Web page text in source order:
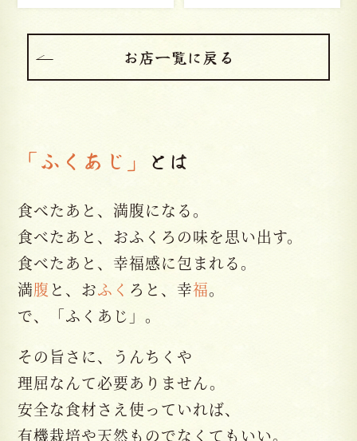
お店一覧に戻る
「ふくあじ」 とは
食べたあと、満腹になる。
食べたあと、おふくろの味を思い出す。
食べたあと、幸福感に包まれる。
満腹 と、おふく ろと、幸福。
で、「ふくあじ」。
その旨さに、うんちくや
理屈なんて必要ありません。
安全な食材さえ使っていれば、
有機栽培や天然ものでなくてもいい。